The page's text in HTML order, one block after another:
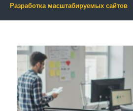
Разработка масштабируемых сайтов